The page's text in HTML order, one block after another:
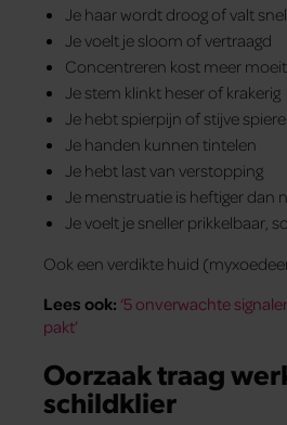
Je haar wordt droog of valt
Je voelt je sloom of vertraagd
Concentreren kost meer
Je stem klinkt heser of krakerig
Je hebt spierpijn of stijve
Je handen kunnen tintelen
Je hebt last van verstopping
Je menstruatie is heftiger dan
Je voelt je sneller prikkelbaar,
Ook een verdikte huid
Lees ook: ‘5 onverwachte
pakt’
Oorzaak traag
schildklier